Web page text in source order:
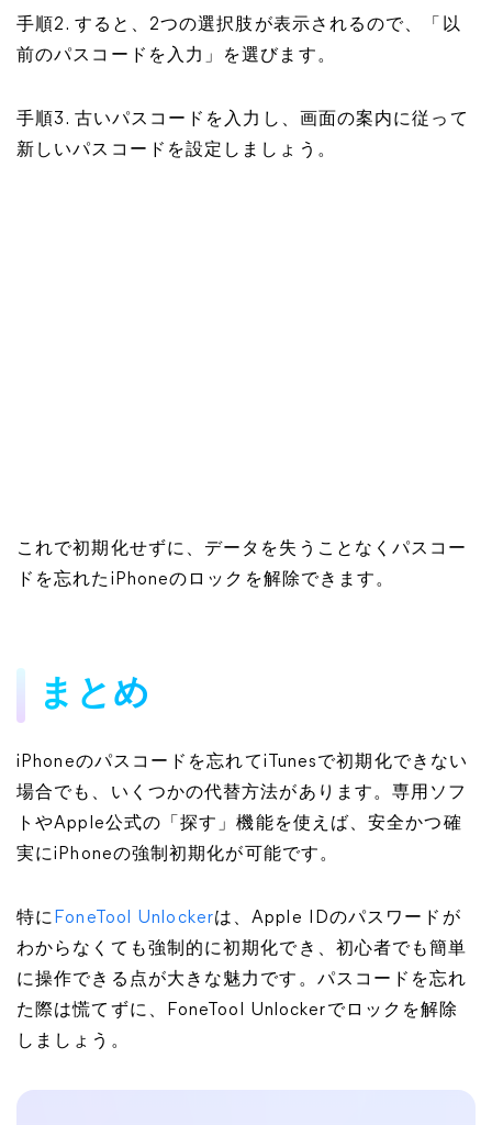
手順2. すると、2つの選択肢が表示されるので、「以
前のパスコードを入力」を選びます。
手順3. 古いパスコードを入力し、画面の案内に従って
新しいパスコードを設定しましょう。
これで初期化せずに、データを失うことなくパスコー
ドを忘れたiPhoneのロックを解除できます。
まとめ
iPhoneのパスコードを忘れてiTunesで初期化できない
場合でも、いくつかの代替方法があります。専用ソフ
トやApple公式の「探す」機能を使えば、安全かつ確
実にiPhoneの強制初期化が可能です。
特に FoneTool Unlockerは、Apple IDのパスワードが
わからなくても強制的に初期化でき、初心者でも簡単
に操作できる点が大きな魅力です。パスコードを忘れ
た際は慌てずに、FoneTool Unlockerでロックを解除
しましょう。